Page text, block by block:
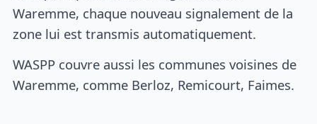
Waremme, chaque nouveau signalement de la
zone lui est transmis automatiquement.
WASPP couvre aussi les communes voisines de
Waremme, comme Berloz, Remicourt, Faimes.